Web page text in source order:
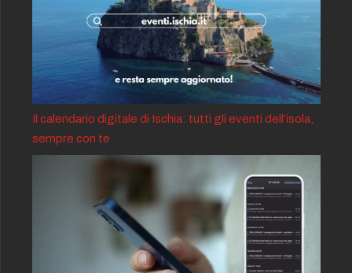
Il calendario digitale di Ischia: tutti gli eventi dell’isola,
sempre con te